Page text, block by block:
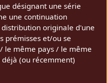
désignant une série
une continuation
originale d'une
prémisses et/ou se
le même pays / le même
(ou récemment)